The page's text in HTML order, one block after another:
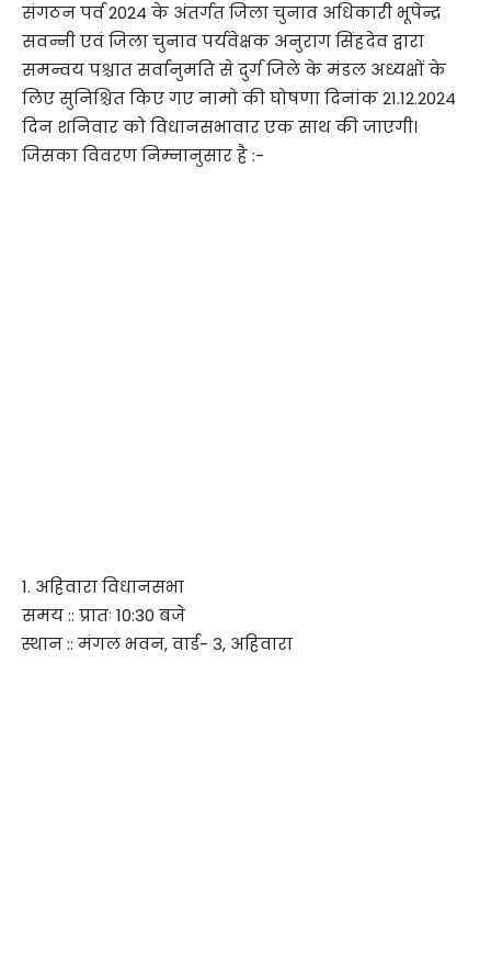
संगठन पर्व 2024 के अंतर्गत जिला चुनाव अधिकारी भूपेन्द्र
सवन्नी एवं जिला चुनाव पर्यवेक्षक अनुराग सिंहदेव द्वारा
समन्वय पश्चात सर्वानुमति से दुर्ग जिले के मंडल अध्यक्षों के
लिए सुनिश्चित किए गए नामो की घोषणा दिनांक 21.12.2024
दिन शनिवार को विधानसभावार एक साथ की जाएगी।
जिसका विवरण निम्नानुसार है :-
1. अहिवारा विधानसभा
समय :: प्रातः 10:30 बजे
स्थान :: मंगल भवन, वार्ड- 3, अहिवारा